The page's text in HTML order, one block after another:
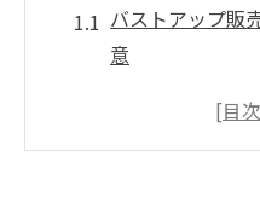
バストアップ販
意
バストアップ効